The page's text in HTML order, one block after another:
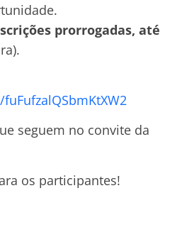
prorrogadas, até
seguem no convite da
os participantes!